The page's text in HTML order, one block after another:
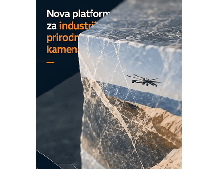
CTO - Prilagodite svoju toplinsku
obradu!